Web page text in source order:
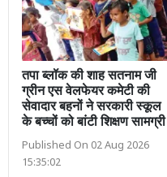
तपा ब्लॉक की शाह सतनाम जी
ग्रीन एस वेलफेयर कमेटी की
सेवादार बहनों ने सरकारी स्कूल
के बच्चों को बांटी शिक्षण सामग्री
Published On 02 Aug 2026
15:35:02